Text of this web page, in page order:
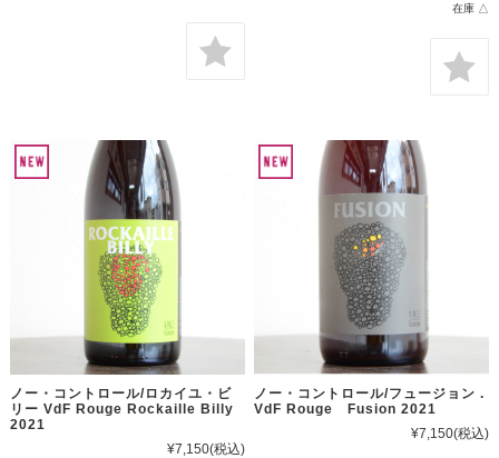
在庫 △
ノー・コントロール/ロカイユ・ビ
リー VdF Rouge Rockaille Billy
2021
¥7,150(税込)
ノー・コントロール/フュージョン .
VdF Rouge Fusion 2021
¥7,150(税込)